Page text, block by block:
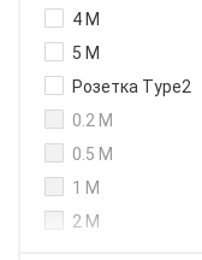
250 кВт (DC)
300 кВт
4 M
5 M
Розетка Type2
0.2 M
0.5 M
1 M
2 M